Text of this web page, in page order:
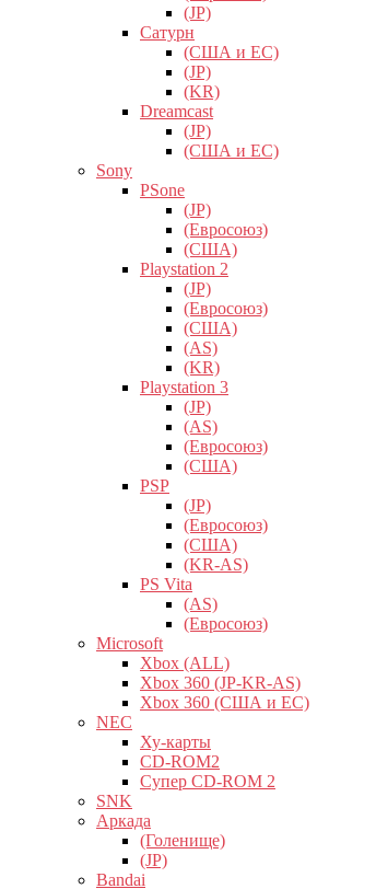
(JP)
Сатурн
(США и ЕС)
(JP)
(KR)
Dreamcast
(JP)
(США и ЕС)
Sony
PSone
(JP)
(Евросоюз)
(США)
Playstation 2
(JP)
(Евросоюз)
(США)
(AS)
(KR)
Playstation 3
(JP)
(AS)
(Евросоюз)
(США)
PSP
(JP)
(Евросоюз)
(США)
(KR-AS)
PS Vita
(AS)
(Евросоюз)
Microsoft
Xbox (ALL)
Xbox 360 (JP-KR-AS)
Xbox 360 (США и ЕС)
NEC
Ху-карты
CD-ROM2
Супер CD-ROM 2
SNK
Аркада
(Голенище)
(JP)
Bandai